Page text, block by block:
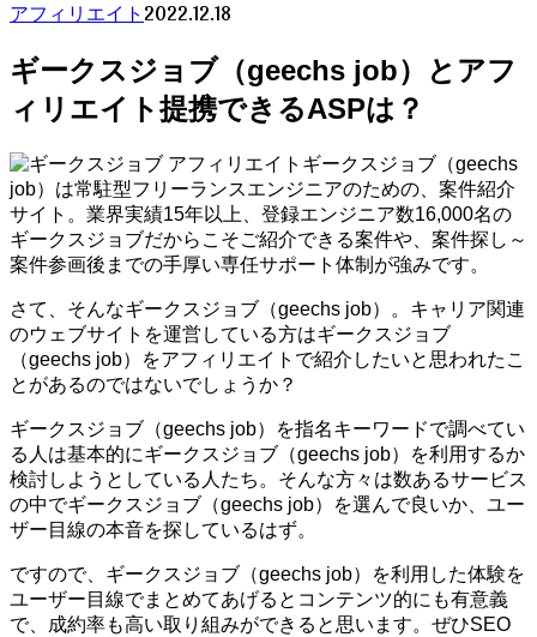
アフィリエイト 2022.12.18
ギークスジョブ（geechs job）とアフ
ィリエイト提携できるASPは？
ギークスジョブ（geechs
job）は常駐型フリーランスエンジニアのための、案件紹介
サイト。業界実績15年以上、登録エンジニア数16,000名の
ギークスジョブだからこそご紹介できる案件や、案件探し～
案件参画後までの手厚い専任サポート体制が強みです。
さて、そんなギークスジョブ（geechs job）。キャリア関連
のウェブサイトを運営している方はギークスジョブ
（geechs job）をアフィリエイトで紹介したいと思われたこ
とがあるのではないでしょうか？
ギークスジョブ（geechs job）を指名キーワードで調べてい
る人は基本的にギークスジョブ（geechs job）を利用するか
検討しようとしている人たち。そんな方々は数あるサービス
の中でギークスジョブ（geechs job）を選んで良いか、ユー
ザー目線の本音を探しているはず。
ですので、ギークスジョブ（geechs job）を利用した体験を
ユーザー目線でまとめてあげるとコンテンツ的にも有意義
で、成約率も高い取り組みができると思います。ぜひSEO